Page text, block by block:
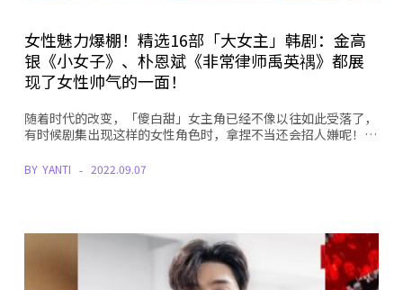
女性魅力爆棚！精选16部「大女主」韩剧：金高
银《小女子》、朴恩斌《非常律师禹英禑》都展
现了女性帅气的一面！
随着时代的改变，「傻白甜」女主角已经不像以往如此受落了，
有时候剧集出现这样的女性角色时，拿捏不当还会招人嫌呢！…
BY YANTI 2022.09.07